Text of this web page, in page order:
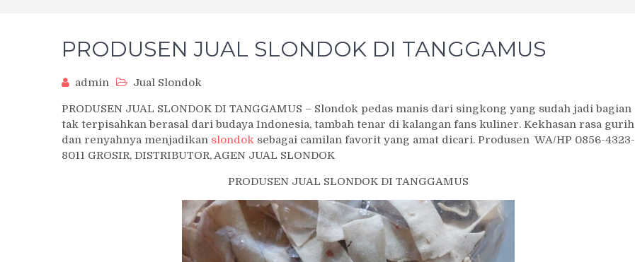
PRODUSEN JUAL SLONDOK DI TANGGAMUS
admin Jual Slondok
PRODUSEN JUAL SLONDOK DI TANGGAMUS – Slondok pedas manis dari singkong yang sudah jadi bagian
tak terpisahkan berasal dari budaya Indonesia, tambah tenar di kalangan fans kuliner. Kekhasan rasa gurih
dan renyahnya menjadikan slondok sebagai camilan favorit yang amat dicari. Produsen WA/HP 0856-4323-
8011 GROSIR, DISTRIBUTOR, AGEN JUAL SLONDOK
PRODUSEN JUAL SLONDOK DI TANGGAMUS